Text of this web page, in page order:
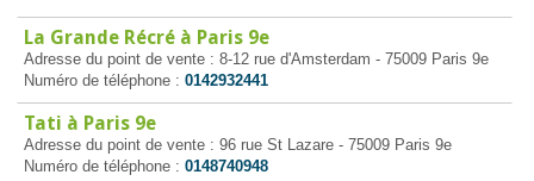
La Grande Récré à Paris 9e
Adresse du point de vente : 8-12 rue d'Amsterdam - 75009 Paris 9e
Numéro de téléphone : 0142932441
Tati à Paris 9e
Adresse du point de vente : 96 rue St Lazare - 75009 Paris 9e
Numéro de téléphone : 0148740948